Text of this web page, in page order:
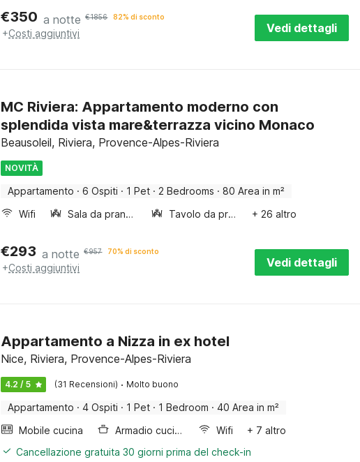
€350 a notte €1856 82% di sconto
+Costi aggiuntivi Vedi dettagli
MC Riviera: Appartamento moderno con
splendida vista mare&terrazza vicino Monaco
Beausoleil, Riviera, Provence-Alpes-Riviera
NOVITÀ
Appartamento · 6 Ospiti · 1 Pet · 2 Bedrooms · 80 Area in m²
Wifi
Sala da pranzo Tavolo da pranzo + 26 altro
€293 a notte €957 70% di sconto
+Costi aggiuntivi Vedi dettagli
Appartamento a Nizza in ex hotel
Nice, Riviera, Provence-Alpes-Riviera
4.2 / 5 (31 Recensioni) · Molto buono
Appartamento · 4 Ospiti · 1 Pet · 1 Bedroom · 40 Area in m²
Mobile cucina
Armadio cucina Wifi
+ 7 altro
Cancellazione gratuita 30 giorni prima del check-in